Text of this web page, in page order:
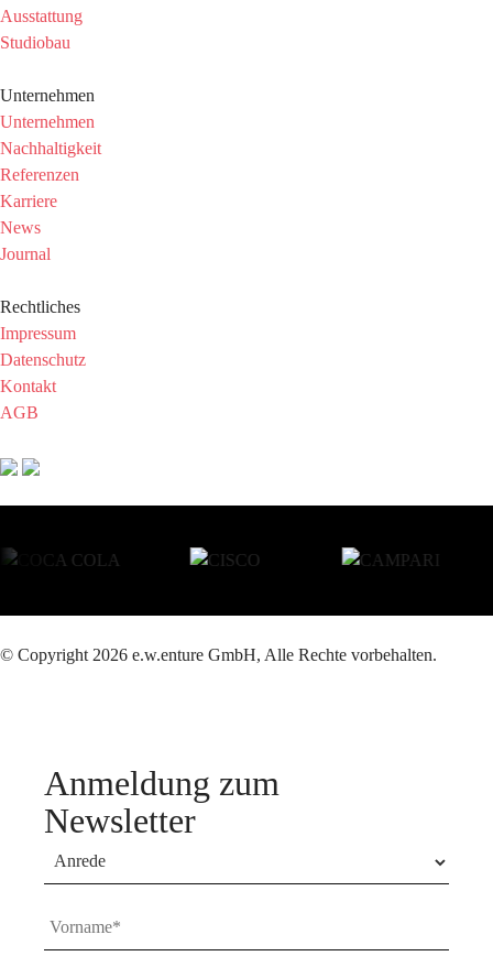
Ausstattung
Studiobau
Unternehmen
Unternehmen
Nachhaltigkeit
Referenzen
Karriere
News
Journal
Rechtliches
Impressum
Datenschutz
Kontakt
AGB
© Copyright 2026 e.w.enture GmbH, Alle Rechte vorbehalten.
Anmeldung zum
Newsletter